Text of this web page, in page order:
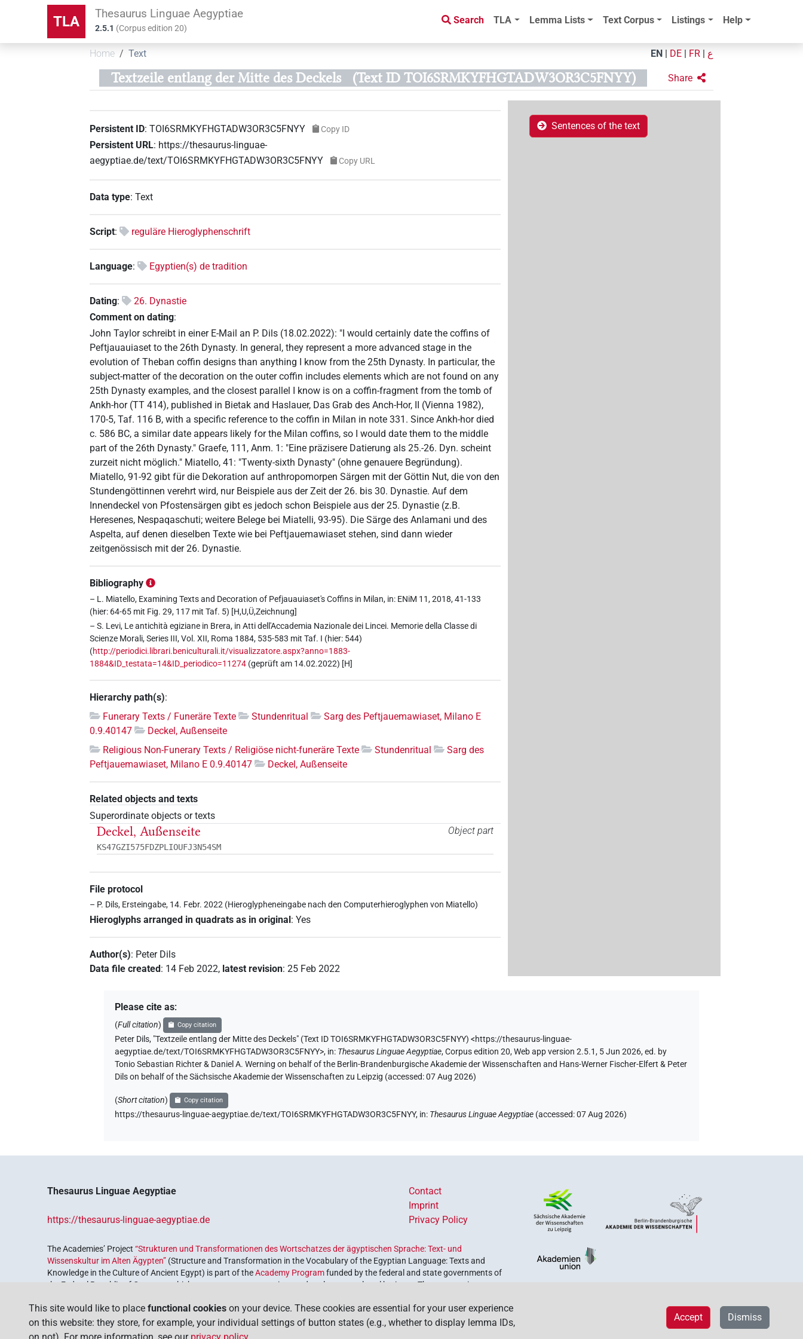
TLA Thesaurus Linguae Aegyptiae
2.5.1 (Corpus edition20)
Search TLA Lemma Lists Text Corpus Listings Help
Home Text EN DE FR ع
Textzeile entlang der Mitte des Deckels (Text ID TOI6SRMKYFHGTADW3OR3C5FNYY) Share
Sentences of the text
Persistent ID:TOI6SRMKYFHGTADW3OR3C5FNYY Copy ID
Persistent URL: https://thesaurus-linguae-
aegyptiae.de/text/TOI6SRMKYFHGTADW3OR3C5FNYY
Copy URL
Data type:Text
Script: reguläre Hieroglyphenschrift
Language: Egyptien(s) de tradition
Dating:
26. Dynastie
Comment on dating:
John Taylor schreibt in einer E-Mail an P. Dils (18.02.2022): "I would certainly date the coffins of
Peftjauauiaset to the 26th Dynasty. In general, they represent a more advanced stage in the
evolution of Theban coffin designs than anything I know from the 25th Dynasty. In particular, the
subject-matter of the decoration on the outer coffin includes elements which are not found on any
25th Dynasty examples, and the closest parallel I know is on a coffin-fragment from the tomb of
Ankh-hor (TT 414), published in Bietak and Haslauer, Das Grab des Anch-Hor, II (Vienna 1982),
170-5, Taf. 116 B, with a specific reference to the coffin in Milan in note 331. Since Ankh-hor died
c. 586 BC, a similar date appears likely for the Milan coffins, so I would date them to the middle
part of the 26th Dynasty." Graefe, 111, Anm. 1: "Eine präzisere Datierung als 25.-26. Dyn. scheint
zurzeit nicht möglich." Miatello, 41: "Twenty-sixth Dynasty" (ohne genauere Begründung).
Miatello, 91-92 gibt für die Dekoration auf anthropomorpen Särgen mit der Göttin Nut, die von den
Stundengöttinnen verehrt wird, nur Beispiele aus der Zeit der 26. bis 30. Dynastie. Auf dem
Innendeckel von Pfostensärgen gibt es jedoch schon Beispiele aus der 25. Dynastie (z.B.
Heresenes, Nespaqaschuti; weitere Belege bei Miatelli, 93-95). Die Särge des Anlamani und des
Aspelta, auf denen dieselben Texte wie bei Peftjauemawiaset stehen, sind dann wieder
zeitgenössisch mit der 26. Dynastie.
Bibliography
– L. Miatello, Examining Texts and Decoration of Pefjauauiaset's Coffins in Milan, in: ENiM 11, 2018, 41-133
(hier: 64-65 mit Fig. 29, 117 mit Taf. 5) [H,U,Ü,Zeichnung]
– S. Levi, Le antichità egiziane in Brera, in Atti dell'Accademia Nazionale dei Lincei. Memorie della Classe di
Scienze Morali, Series III, Vol. XII, Roma 1884, 535-583 mit Taf. I (hier: 544)
(http://periodici.librari.beniculturali.it/visualizzatore.aspx?anno=1883-
1884&ID_testata=14&ID_periodico=11274 (geprüft am 14.02.2022) [H]
Hierarchy path(s):
Funerary Texts / Funeräre Texte
Stundenritual
Sarg des Peftjauemawiaset, Milano E
0.9.40147
Deckel, Außenseite
Religious Non-Funerary Texts / Religiöse nicht-funeräre Texte
Stundenritual
Sarg des
Peftjauemawiaset, Milano E 0.9.40147
Deckel, Außenseite
Related objects and texts
Superordinate objects or texts
Object part
Deckel, Außenseite
KS47GZI575FDZPLIOUFJ3N54SM
File protocol
– P. Dils, Ersteingabe, 14. Febr. 2022 (Hieroglypheneingabe nach den Computerhieroglyphen von Miatello)
Hieroglyphs arranged in quadrats as in original :Yes
Author(s): Peter Dils
Data file created : 14 Feb 2022, latest revision:25 Feb 2022
Please cite as:
(Full citation) Copy citation
Peter Dils, "Textzeile entlang der Mitte des Deckels" (Text ID TOI6SRMKYFHGTADW3OR3C5FNYY)<https://thesaurus-linguae-
aegyptiae.de/text/TOI6SRMKYFHGTADW3OR3C5FNYY>, in: Thesaurus Linguae Aegyptiae,Corpus edition 20, Web app version 2.5.1, 5 Jun 2026, ed. by
Tonio Sebastian Richter & Daniel A. Werning on behalf of the Berlin-Brandenburgische Akademie der Wissenschaften and Hans-Werner Fischer-Elfert & Peter
Dils on behalf of the Sächsische Akademie der Wissenschaften zu Leipzig (accessed:07 Aug 2026)
(Short citation) Copy citation
https://thesaurus-linguae-aegyptiae.de/text/TOI6SRMKYFHGTADW3OR3C5FNYY, in: Thesaurus Linguae Aegyptiae (accessed:07 Aug 2026)
Thesaurus Linguae Aegyptiae
https://thesaurus-linguae-aegyptiae.de
Contact
Imprint
Privacy Policy
The Academies’ Project“Strukturen und Transformationen des Wortschatzes der ägyptischen Sprache: Text- und
Wissenskultur im Alten Ägypten” (Structure and Transformation in the Vocabulary of the Egyptian Language: Texts and
Knowledge in the Culture of Ancient Egypt) is part of theAcademy Programfunded by the federal and state governments of
the Federal Republic of Germany, which serves to preserve, retrieve and explore our cultural heritage. The program is
This site would like to place functional cookies on your device. These cookies are essential for your user experience
on this website: they store, for example, your individual settings of button states (e.g., whether to display lemma IDs,
Dismiss
Accept